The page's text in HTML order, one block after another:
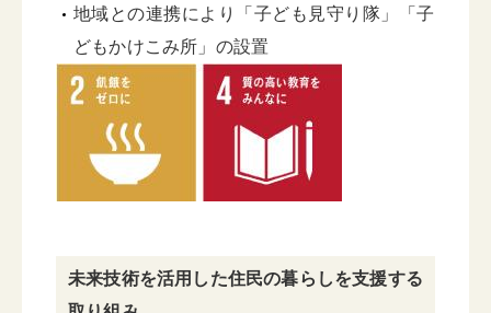
地域との連携により「子ども見守り隊」「子
どもかけこみ所」の設置
未来技術を活用した住民の暮らしを支援する